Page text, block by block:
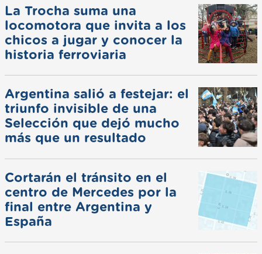
La Trocha suma una
locomotora que invita a los
chicos a jugar y conocer la
historia ferroviaria
Argentina salió a festejar: el
triunfo invisible de una
Selección que dejó mucho
más que un resultado
Cortarán el tránsito en el
centro de Mercedes por la
final entre Argentina y
España